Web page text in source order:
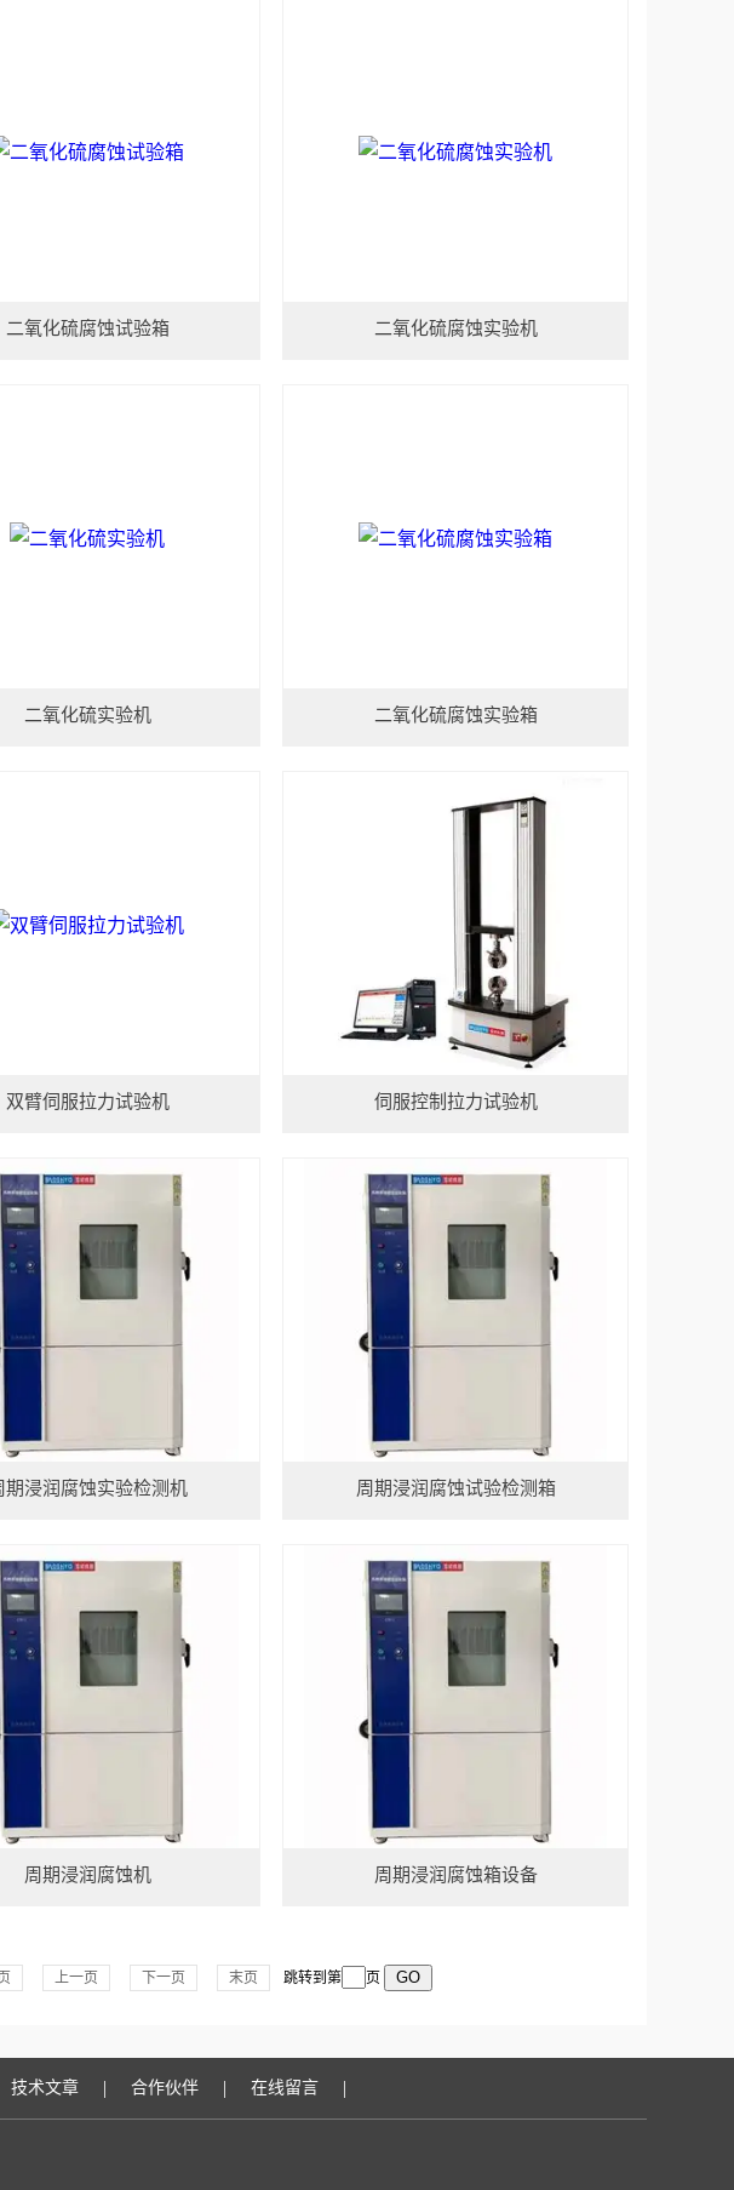
二氧化硫腐蚀试验箱 二氧化硫腐蚀实验机
二氧化硫实验机 二氧化硫腐蚀实验箱
双臂伺服拉力试验机 伺服控制拉力试验机
期浸润腐蚀实验检测机 周期浸润腐蚀试验检测箱
周期浸润腐蚀机 周期浸润腐蚀箱设备
上一页 下一页 末页 跳转到第 页
技术文章 | 合作伙伴 | 在线留言 |